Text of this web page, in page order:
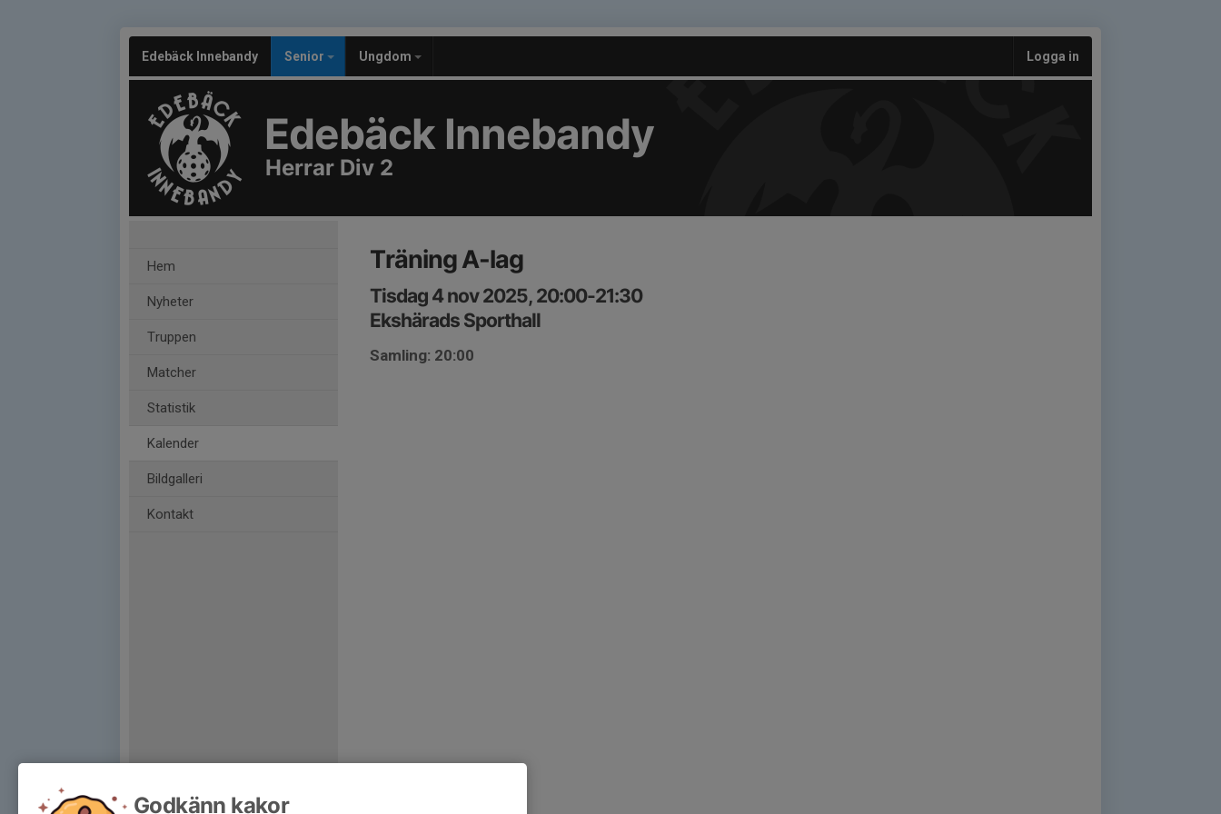
Edebäck Innebandy Senior Ungdom Logga in
Edebäck Innebandy
Herrar Div 2
Hem
Nyheter
Truppen
Matcher
Statistik
Kalender
Bildgalleri
Kontakt
Träning A-lag
Tisdag 4 nov 2025, 20:00-21:30
Ekshärads Sporthall
Samling: 20:00
Godkänn kakor